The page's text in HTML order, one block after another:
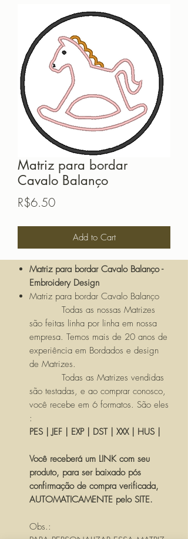
Matriz para bordar
Cavalo Balanço
R$6.50Price
Add to Cart
Matriz para bordar Cavalo Balanço -
Embroidery Design
Matriz para bordar Cavalo Balanço
Todas as nossas Matrizes
são feitas linha por linha em nossa
empresa. Temos mais de 20 anos de
experiência em Bordados e design
de Matrizes.
Todas as Matrizes vendidas
são testadas, e ao comprar conosco,
você recebe em 6 formatos. São eles
:
PES | JEF | EXP | DST | XXX | HUS |
Você receberá um LINK com seu
produto, para ser baixado pós
confirmação de compra verificada,
AUTOMATICAMENTE pelo SITE.
Obs.: